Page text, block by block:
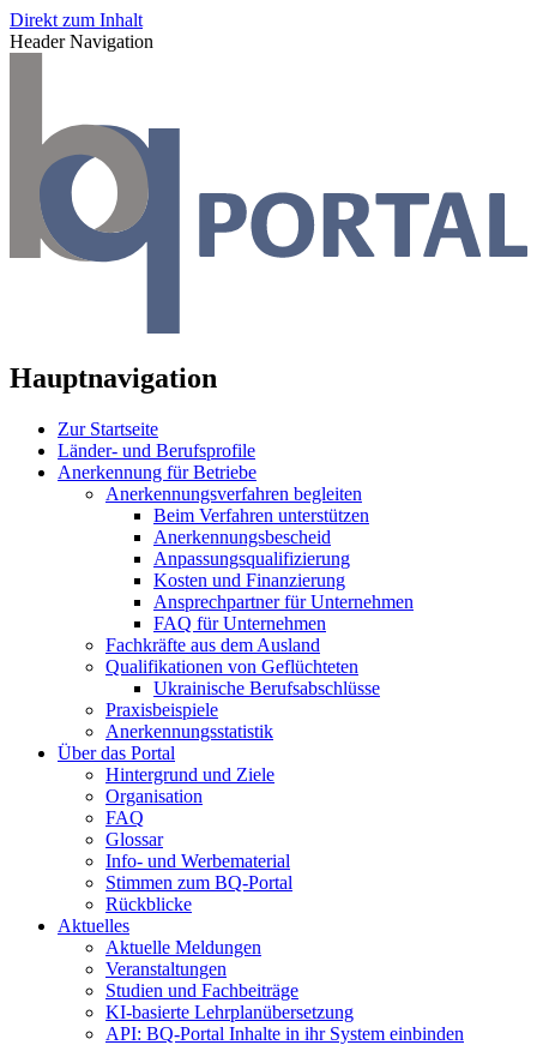
Direkt zum Inhalt
Header Navigation
Hauptnavigation
Zur Startseite
Länder- und Berufsprofile
Anerkennung für Betriebe
Anerkennungsverfahren begleiten
Beim Verfahren unterstützen
Anerkennungsbescheid
Anpassungsqualifizierung
Kosten und Finanzierung
Ansprechpartner für Unternehmen
FAQ für Unternehmen
Fachkräfte aus dem Ausland
Qualifikationen von Geflüchteten
Ukrainische Berufsabschlüsse
Praxisbeispiele
Anerkennungsstatistik
Über das Portal
Hintergrund und Ziele
Organisation
FAQ
Glossar
Info- und Werbematerial
Stimmen zum BQ-Portal
Rückblicke
Aktuelles
Aktuelle Meldungen
Veranstaltungen
Studien und Fachbeiträge
KI-basierte Lehrplanübersetzung
API: BQ-Portal Inhalte in ihr System einbinden